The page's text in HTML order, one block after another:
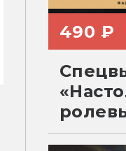
490 ₽